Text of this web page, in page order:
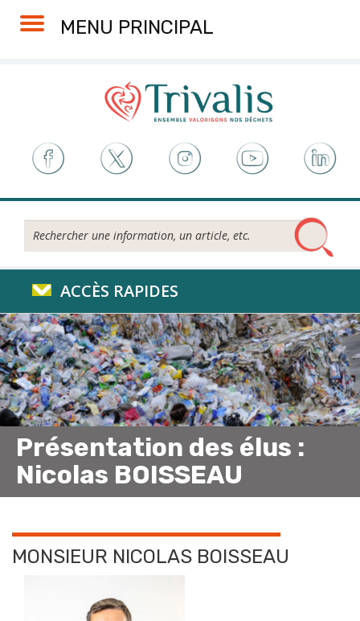
MENU PRINCIPAL
Rechercher...
ACCÈS RAPIDES
Présentation des élus :
Nicolas BOISSEAU
MONSIEUR NICOLAS BOISSEAU